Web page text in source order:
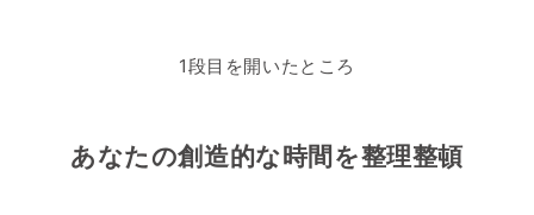
1段目を開いたところ
あなたの創造的な時間を整理整頓